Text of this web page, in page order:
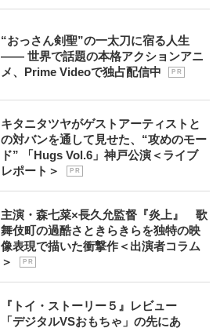
“おっさん剣聖”の一太刀に宿る人生
―― 世界で話題の本格アクションアニ
メ、Prime Videoで独占配信中
P R
キタニタツヤがゲストアーティストと
の対バンを通して見せた、“攻めのモー
ド” 「Hugs Vol.6」神戸公演＜ライブ
レポート＞
P R
主演・森七菜×長久允監督『炎上』 歌
舞伎町の過酷さときらきらを独特の映
像表現で描いた衝撃作＜出演者コラム
＞
P R
『トイ・ストーリー５』レビュー
「デジタルVSおもちゃ」の先にあ